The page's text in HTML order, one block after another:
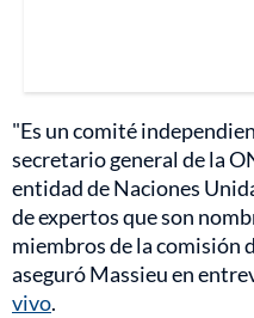
"Es un comité
secretario general de la
entidad de Naciones
de expertos que son
miembros de la comisión
aseguró Massieu en
vivo.